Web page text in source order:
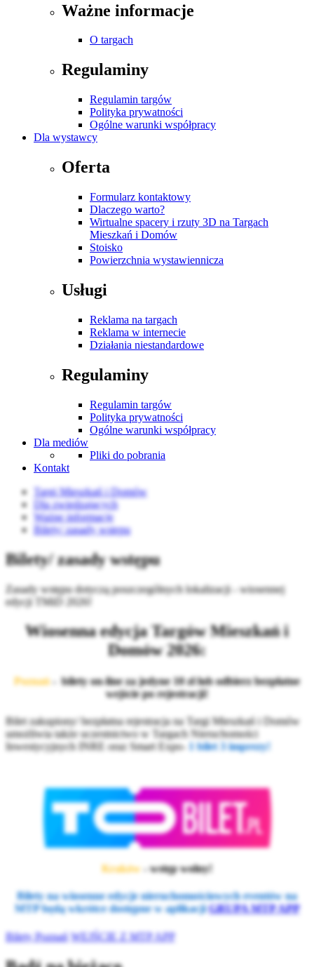
Ważne informacje
O targach
Regulaminy
Regulamin targów
Polityka prywatności
Ogólne warunki współpracy
Dla wystawcy
Oferta
Formularz kontaktowy
Dlaczego warto?
Wirtualne spacery i rzuty 3D na Targach
Mieszkań i Domów
Stoisko
Powierzchnia wystawiennicza
Usługi
Reklama na targach
Reklama w internecie
Działania niestandardowe
Regulaminy
Regulamin targów
Polityka prywatności
Ogólne warunki współpracy
Dla mediów
Pliki do pobrania
Kontakt
Targi Mieszkań i Domów
Dla zwiedzających
Ważne informacje
Bilety/ zasady wstępu
Bilety/ zasady wstępu
Zasady wstępu dotyczą poszczególnych lokalizacji - wiosennej
edycji TMiD 2026!
Wiosenna edycja Targów Mieszkań i
Domów 2026:
Poznań- bilety on-line za jedyne 10 zł lub odbierz bezpłatne
wejście po rejestracji!
Bilet zakupiony/ bezpłatna rejestracja na Targi Mieszkań i Domów
umożliwia także uczestnictwo w Targach Nieruchomości
Inwestycyjnych INRE oraz Smart Expo- 1 bilet 3 imprezy!
Kraków - wstęp wolny!
Bilety na wiosenne edycje nieruchomościowych eventów na
MTP będą wkrótce dostępne w aplikacjiGRUPA MTP APP
Bilety Poznań WEJŚCIE Z MTP APP